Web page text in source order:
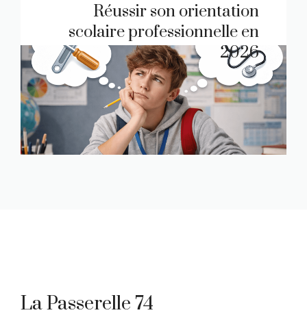
Réussir son orientation
scolaire professionnelle en
2026
La Passerelle 74